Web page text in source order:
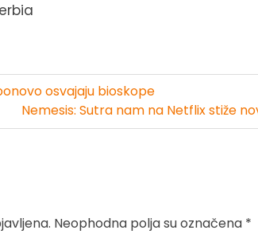
osvajaju bioskope
Nemesis: Sutra nam na Netflix stiže
Neophodna polja su označena *